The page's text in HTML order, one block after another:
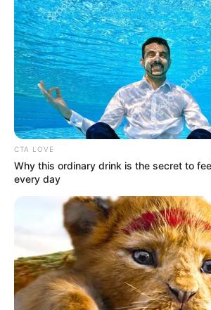
Serem! 9 Chat Ojek Online &
Pelanggan Ini Bikin Auto
Merinding
CTA LOVE
Why this ordinary drink is the secret to
every day